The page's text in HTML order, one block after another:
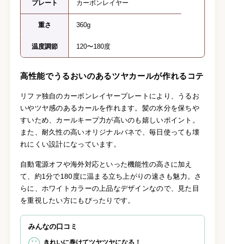
プレート カーボンレイヤー
重さ 360g
温度調節 120〜180度
高性能でうるおいのあるツヤカールが作れるコテ
リファ独自のカーボンレイヤープレートにより、うるお
いやツヤ感のあるカールを作れます。髪の水分を保ちや
すいため、カールキープ力が高いのも嬉しいポイント。
また、耐久性の高いオリジナルバネで、毎日使っても壊
れにくい設計になっています。
自動電源オフや海外対応といった機能性の高さに加え
て、約1分で180度に温まる立ち上がりの速さも魅力。さ
らに、ホワイトカラーの上品なデザインなので、見た目
を重視したい方にもぴったりです。
みんなの口コミ
きれいに巻けてツヤツヤになる！